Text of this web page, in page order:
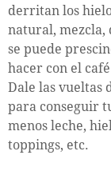
derritan los
natural, mezcla,
se puede
hacer con el
Dale las vueltas
para conseguir
menos leche,
toppings, etc.